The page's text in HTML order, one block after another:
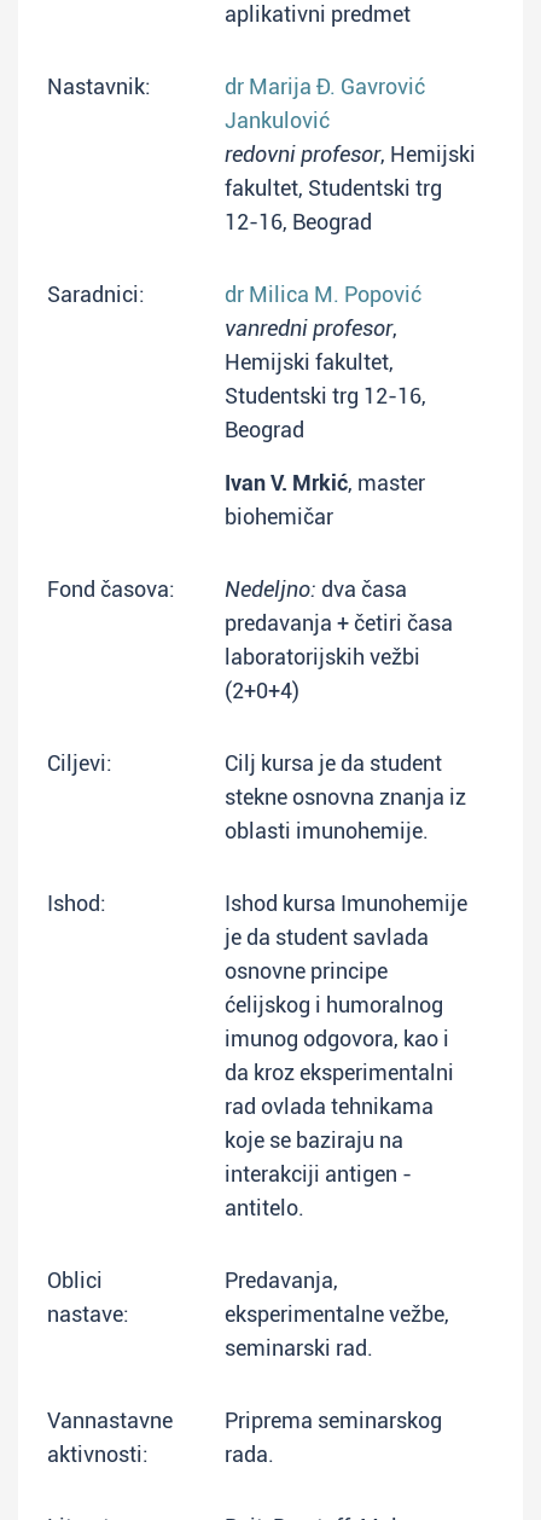
aplikativni predmet
Nastavnik:
dr Marija Đ. Gavrović
Jankulović
redovni profesor, Hemijski
fakultet, Studentski trg
12-16, Beograd
Saradnici:
dr Milica M. Popović
vanredni profesor,
Hemijski fakultet,
Studentski trg 12-16,
Beograd
Ivan V. Mrkić, master
biohemičar
Fond časova: Nedeljno: dva časa
predavanja + četiri časa
laboratorijskih vežbi
(2+0+4)
Ciljevi:
Cilj kursa je da student
stekne osnovna znanja iz
oblasti imunohemije.
Ishod:
Ishod kursa Imunohemije
je da student savlada
osnovne principe
ćelijskog i humoralnog
imunog odgovora, kao i
da kroz eksperimentalni
rad ovlada tehnikama
koje se baziraju na
interakciji antigen -
antitelo.
Oblici
nastave:
Predavanja,
eksperimentalne vežbe,
seminarski rad.
Vannastavne
aktivnosti:
Priprema seminarskog
rada.